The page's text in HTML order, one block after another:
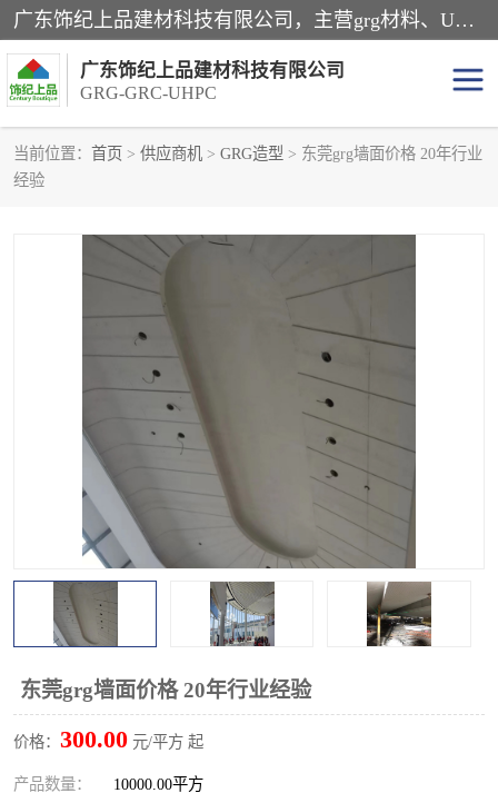
广东饰纪上品建材科技有限公司，主营grg材料、UHPC板、grc构件、uhpc幕墙板、grg厂家、grc厂家、uhpc厂家、GRG吊顶、grg石膏板、grg构件、外墙grc线条、grg造型、grg材料定制，uhpc高性能混凝土，uhpc构件，uhpc镂空挂板，grg材料生产厂家，广东grg厂家，广东grc厂家，联系方式*，2万平厂房，如果您对我公司的产品服务感兴趣，请联系我们。
广东饰纪上品建材科技有限公司
GRG-GRC-UHPC
当前位置： 首页 > 供应商机 > GRG造型 > 东莞grg墙面价格 20年行业
经验
东莞grg墙面价格 20年行业经验
价格： 300.00 元/平方 起
产品数量： 10000.00平方
GRG构件
UHPC构件
GRC厂家
GRG吊顶 GRG材料生产厂家
GRC树池坐凳
UHPC树池坐凳